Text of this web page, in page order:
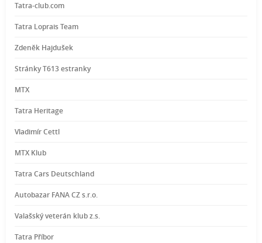
Tatra-club.com
Tatra Loprais Team
Zdeněk Hajdušek
Stránky T613 estranky
MTX
Tatra Heritage
Vladimír Cettl
MTX Klub
Tatra Cars Deutschland
Autobazar FANA CZ s.r.o.
Valašský veterán klub z.s.
Tatra Příbor